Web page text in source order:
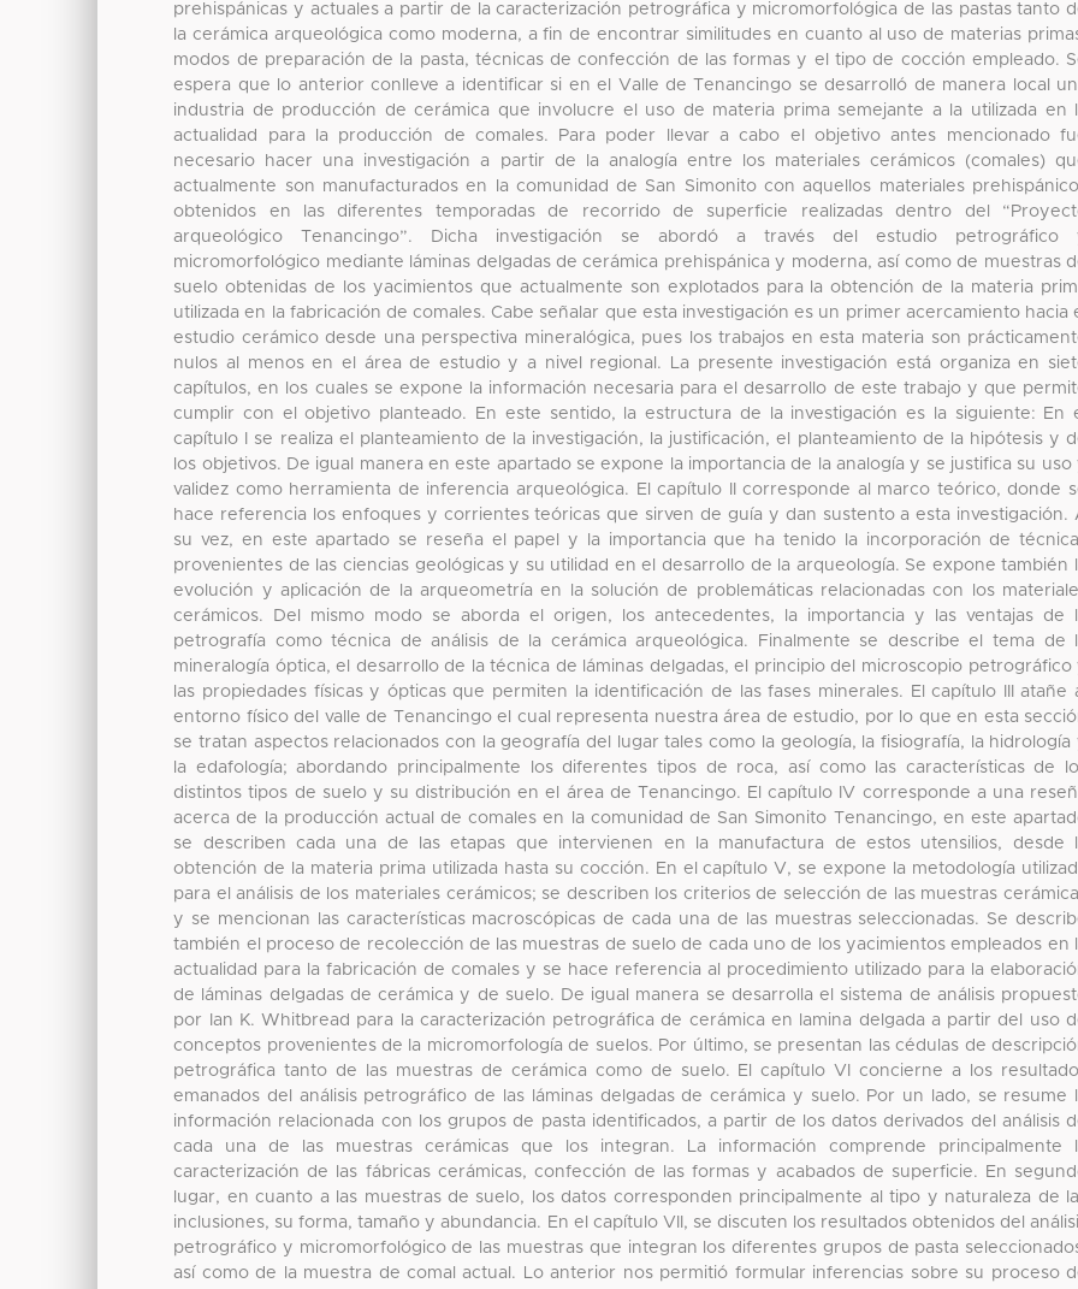
prehispánicas y actuales a partir de la caracterización petrográfica y micromorfológica de las pastas tanto
la cerámica arqueológica como moderna, a fin de encontrar similitudes en cuanto al uso de materias
modos de preparación de la pasta, técnicas de confección de las formas y el tipo de cocción empleado.
espera que lo anterior conlleve a identificar si en el Valle de Tenancingo se desarrolló de manera local
industria de producción de cerámica que involucre el uso de materia prima semejante a la utilizada en
actualidad para la producción de comales. Para poder llevar a cabo el objetivo antes mencionado
necesario hacer una investigación a partir de la analogía entre los materiales cerámicos (comales)
actualmente son manufacturados en la comunidad de San Simonito con aquellos materiales
obtenidos en las diferentes temporadas de recorrido de superficie realizadas dentro del
arqueológico Tenancingo”. Dicha investigación se abordó a través del estudio petrográfico
micromorfológico mediante láminas delgadas de cerámica prehispánica y moderna, así como de muestras
suelo obtenidas de los yacimientos que actualmente son explotados para la obtención de la materia
utilizada en la fabricación de comales. Cabe señalar que esta investigación es un primer acercamiento hacia
estudio cerámico desde una perspectiva mineralógica, pues los trabajos en esta materia son
nulos al menos en el área de estudio y a nivel regional. La presente investigación está organiza en
capítulos, en los cuales se expone la información necesaria para el desarrollo de este trabajo y que
cumplir con el objetivo planteado. En este sentido, la estructura de la investigación es la siguiente: En
capítulo I se realiza el planteamiento de la investigación, la justificación, el planteamiento de la hipótesis y
los objetivos. De igual manera en este apartado se expone la importancia de la analogía y se justifica su uso
validez como herramienta de inferencia arqueológica. El capítulo II corresponde al marco teórico, donde
hace referencia los enfoques y corrientes teóricas que sirven de guía y dan sustento a esta investigación.
su vez, en este apartado se reseña el papel y la importancia que ha tenido la incorporación de
provenientes de las ciencias geológicas y su utilidad en el desarrollo de la arqueología. Se expone también
evolución y aplicación de la arqueometría en la solución de problemáticas relacionadas con los
cerámicos. Del mismo modo se aborda el origen, los antecedentes, la importancia y las ventajas de
petrografía como técnica de análisis de la cerámica arqueológica. Finalmente se describe el tema de
mineralogía óptica, el desarrollo de la técnica de láminas delgadas, el principio del microscopio petrográfico
las propiedades físicas y ópticas que permiten la identificación de las fases minerales. El capítulo III atañe
entorno físico del valle de Tenancingo el cual representa nuestra área de estudio, por lo que en esta
se tratan aspectos relacionados con la geografía del lugar tales como la geología, la fisiografía, la hidrología
la edafología; abordando principalmente los diferentes tipos de roca, así como las características de
distintos tipos de suelo y su distribución en el área de Tenancingo. El capítulo IV corresponde a una
acerca de la producción actual de comales en la comunidad de San Simonito Tenancingo, en este
se describen cada una de las etapas que intervienen en la manufactura de estos utensilios, desde
obtención de la materia prima utilizada hasta su cocción. En el capítulo V, se expone la metodología
para el análisis de los materiales cerámicos; se describen los criterios de selección de las muestras
y se mencionan las características macroscópicas de cada una de las muestras seleccionadas. Se
también el proceso de recolección de las muestras de suelo de cada uno de los yacimientos empleados en
actualidad para la fabricación de comales y se hace referencia al procedimiento utilizado para la
de láminas delgadas de cerámica y de suelo. De igual manera se desarrolla el sistema de análisis
por Ian K. Whitbread para la caracterización petrográfica de cerámica en lamina delgada a partir del uso
conceptos provenientes de la micromorfología de suelos. Por último, se presentan las cédulas de
petrográfica tanto de las muestras de cerámica como de suelo. El capítulo VI concierne a los
emanados del análisis petrográfico de las láminas delgadas de cerámica y suelo. Por un lado, se resume
información relacionada con los grupos de pasta identificados, a partir de los datos derivados del análisis
cada una de las muestras cerámicas que los integran. La información comprende principalmente
caracterización de las fábricas cerámicas, confección de las formas y acabados de superficie. En
lugar, en cuanto a las muestras de suelo, los datos corresponden principalmente al tipo y naturaleza de
inclusiones, su forma, tamaño y abundancia. En el capítulo VII, se discuten los resultados obtenidos del
petrográfico y micromorfológico de las muestras que integran los diferentes grupos de pasta
así como de la muestra de comal actual. Lo anterior nos permitió formular inferencias sobre su proceso